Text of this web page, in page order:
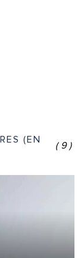
(EN
(9)